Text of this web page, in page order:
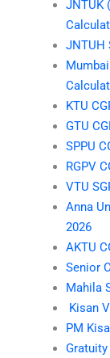
JNTUK
JNTUH
KTU
GTU
SPPU
RGPV
VTU
Anna
2026
AKTU
Senior
Mahila
Kisan
PM